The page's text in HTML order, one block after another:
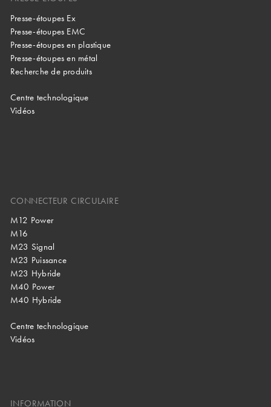
Presse-étoupes Ex
Presse-étoupes EMC
Presse-étoupes en plastique
Presse-étoupes en métal
Recherche de produits
Centre technologique
Vidéos
CONNECTEUR CIRCULAIRE
M12 Power
M16
M23 Signal
M23 Puissance
M23 Hybride
M40 Power
M40 Hybride
Centre technologique
Vidéos
INFORMATION